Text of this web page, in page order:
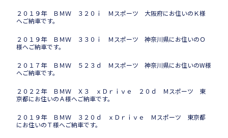
２０１９年 ＢＭＷ ３２０ｉ Ｍスポーツ 大阪府にお住いのＫ様
へご納車です。
２０１９年 ＢＭＷ ３３０ｉ Ｍスポーツ 神奈川県にお住いのＯ
様へご納車です。
２０１７年 ＢＭＷ ５２３ｄ Ｍスポーツ 神奈川県にお住いのW様
へご納車です。
２０２２年 ＢＭＷ Ｘ３ ｘＤｒｉｖｅ ２０ｄ Ｍスポーツ 東
京都にお住いのＡ様へご納車です。
２０１９年 ＢＭＷ ３２０ｄ ｘＤｒｉｖｅ Ｍスポーツ 東京都
にお住いのＴ様へご納車です。